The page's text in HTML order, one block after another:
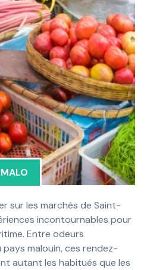
sur les marchés de Saint-
incontournables pour
Entre odeurs
malouin, ces rendez-
autant les habitués que les